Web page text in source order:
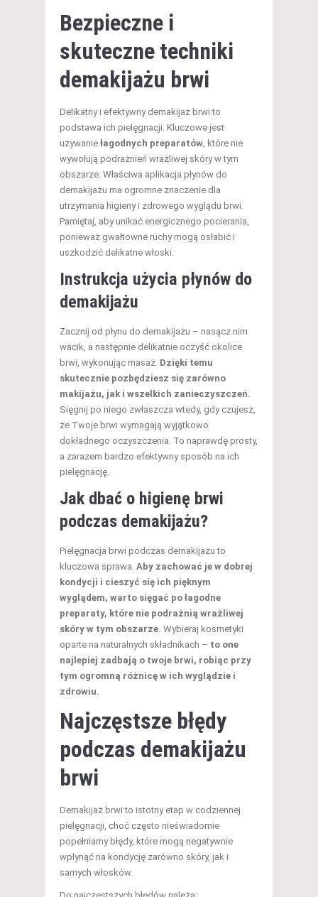
Bezpieczne i
skuteczne techniki
demakijażu brwi
Delikatny i efektywny demakijaż brwi to
podstawa ich pielęgnacji. Kluczowe jest
używanie łagodnych preparatów, które nie
wywołują podrażnień wrażliwej skóry w tym
obszarze. Właściwa aplikacja płynów do
demakijażu ma ogromne znaczenie dla
utrzymania higieny i zdrowego wyglądu brwi.
Pamiętaj, aby unikać energicznego pocierania,
ponieważ gwałtowne ruchy mogą osłabić i
uszkodzić delikatne włoski.
Instrukcja użycia płynów do
demakijażu
Zacznij od płynu do demakijażu – nasącz nim
wacik, a następnie delikatnie oczyść okolice
brwi, wykonując masaż. Dzięki temu
skutecznie pozbędziesz się zarówno
makijażu, jak i wszelkich zanieczyszczeń.
Sięgnij po niego zwłaszcza wtedy, gdy czujesz,
że Twoje brwi wymagają wyjątkowo
dokładnego oczyszczenia. To naprawdę prosty,
a zarazem bardzo efektywny sposób na ich
pielęgnację.
Jak dbać o higienę brwi
podczas demakijażu?
Pielęgnacja brwi podczas demakijażu to
kluczowa sprawa. Aby zachować je w dobrej
kondycji i cieszyć się ich pięknym
wyglądem, warto sięgać po łagodne
preparaty, które nie podrażnią wrażliwej
skóry w tym obszarze. Wybieraj kosmetyki
oparte na naturalnych składnikach – to one
najlepiej zadbają o twoje brwi, robiąc przy
tym ogromną różnicę w ich wyglądzie i
zdrowiu.
Najczęstsze błędy
podczas demakijażu
brwi
Demakijaż brwi to istotny etap w codziennej
pielęgnacji, choć często nieświadomie
popełniamy błędy, które mogą negatywnie
wpłynąć na kondycję zarówno skóry, jak i
samych włosków.